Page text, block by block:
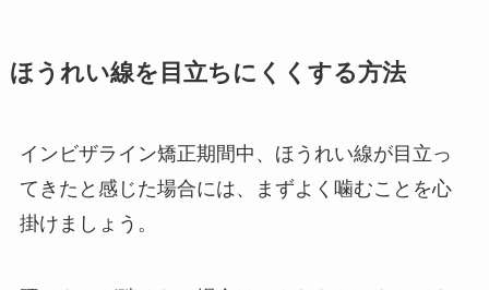
ほうれい線を目立ちにくくする方法
インビザライン矯正期間中、ほうれい線が目立っ
てきたと感じた場合には、まずよく噛むことを心
掛けましょう。